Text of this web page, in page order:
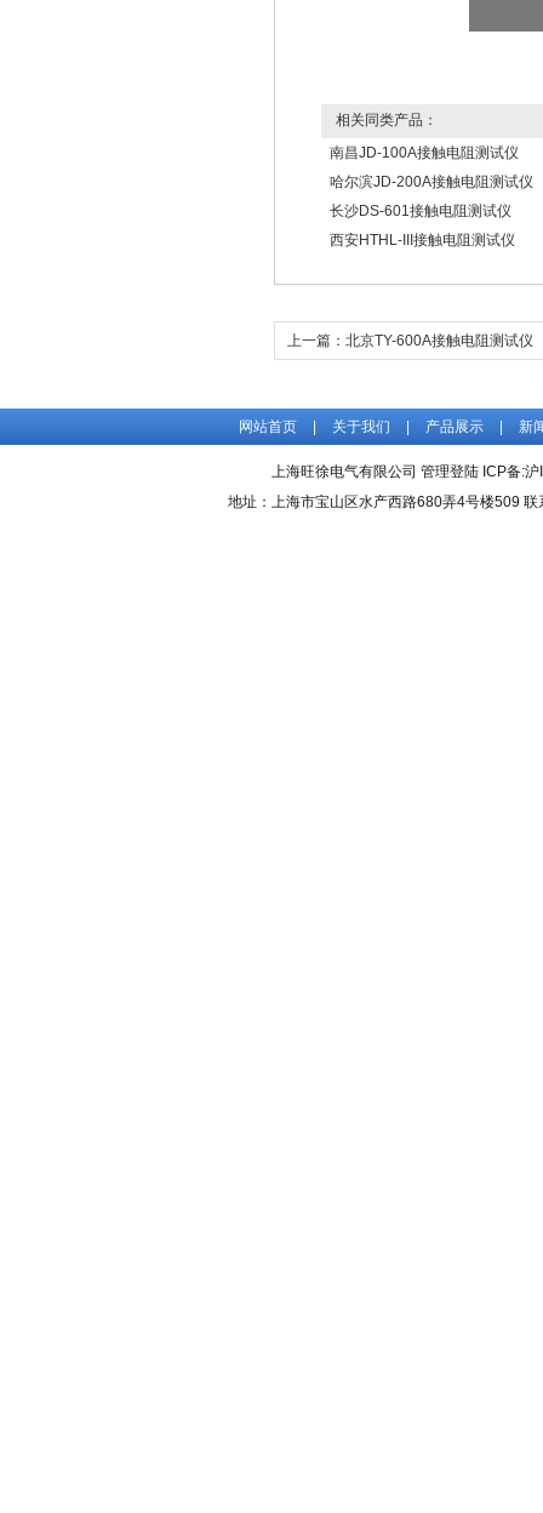
相关同类产品：
南昌JD-100A接触电阻测试仪
哈尔滨JD-200A接触电阻测试仪
长沙DS-601接触电阻测试仪
西安HTHL-III接触电阻测试仪
上一篇： 北京TY-600A接触电阻测试仪
网站首页 关于我们 产品展示 新
上海旺徐电气有限公司 管理登陆 ICP备:沪
地址：上海市宝山区水产西路680弄4号楼509